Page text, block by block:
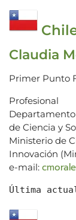
Claudia
Primer Punto
Profesional
de Ciencia y
Ministerio de
Innovación
e-mail:
Última